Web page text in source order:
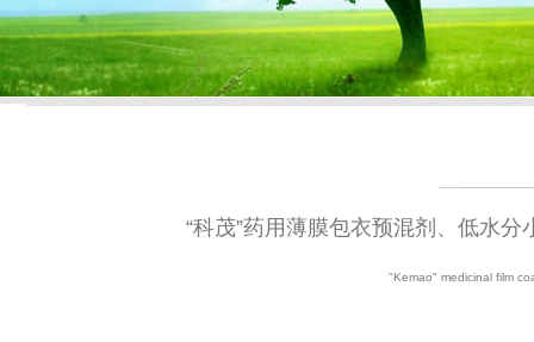
“科茂”药用薄膜包衣预混剂、低水
"Kemao" medicinal film